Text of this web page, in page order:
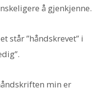
å gjenkjenne.
står ”håndskrevet” i
min er